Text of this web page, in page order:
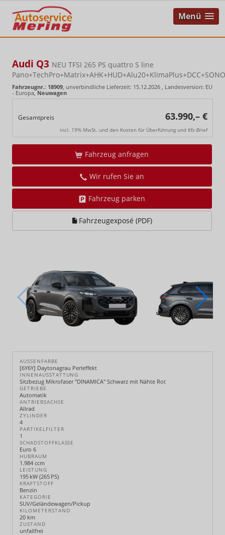
Menü
Audi Q3 NEU TFSI 265 PS quattro S line
Fahrzeugnr.: 18909, unverbindliche Lieferzeit: 15.12.2026 , Landesversion: EU
- Europa,Neuwagen
Gesamtpreis 63.990,– €
incl. 19% MwSt. und den Kosten für Überführung und Kfz-Brief
Fahrzeug anfragen
Wir rufen Sie an
Fahrzeug parken
Fahrzeugexposé (PDF)
AUSSENFARBE
[6Y6Y] Daytonagrau Perleffekt
INNENAUSSTATTUNG
Sitzbezug Mikrofaser "DINAMICA" Schwarz mit Nähte Rot
GETRIEBE
Automatik
ANTRIEBSACHSE
Allrad
ZYLINDER
4
PARTIKELFILTER
1
SCHADSTOFFKLASSE
Euro 6
HUBRAUM
1.984 ccm
LEISTUNG
195 kW (265 PS)
KRAFTSTOFF
Benzin
KATEGORIE
SUV/Geländewagen/Pickup
KILOMETERSTAND
20 km
ZUSTAND
unfallfrei